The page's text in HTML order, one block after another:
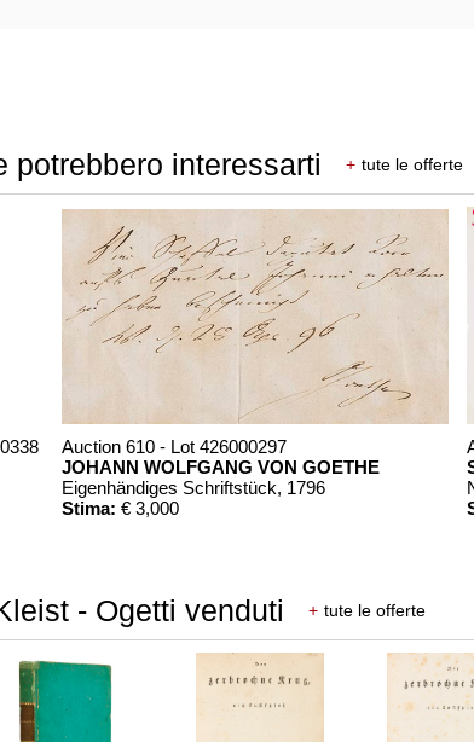
potrebbero interessarti + tute le offerte
Auction 610 - Lot 426000297
JOHANN WOLFGANG VON GOETHE
Eigenhändiges Schriftstück, 1796
Stima: € 3,000
- Ogetti venduti + tute le offerte